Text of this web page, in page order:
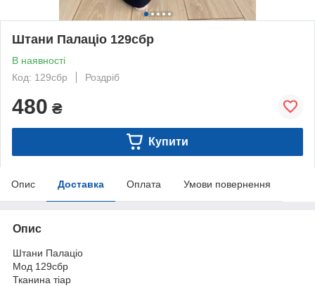
Штани Палаціо 129сбр
В наявності
Код: 129сбр
Роздріб
480 ₴
Купити
Опис Доставка Оплата Умови повернення
Опис
Штани Палаціо
Мод 129сбр
Тканина тіар